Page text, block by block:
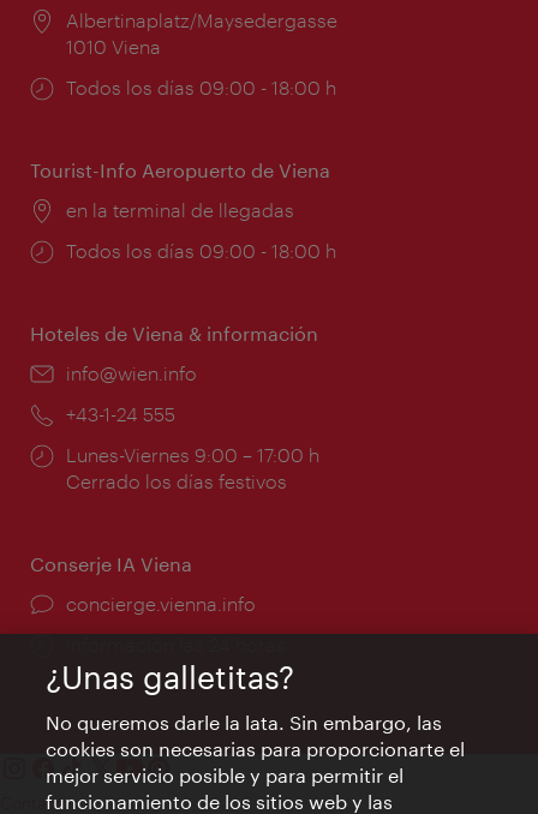
Lugar:
Albertinaplatz/Maysedergasse
1010 Viena
Horarios
Todos los días 09:00 - 18:00 h
Tourist-Info Aeropuerto de Viena
Lugar:
en la terminal de llegadas
Horarios
Todos los días 09:00 - 18:00 h
Hoteles de Viena & información
e-
info@wien.info
Teléfono:
+43-1-24 555
Horarios
de
Lunes-Viernes 9:00 – 17:00 h
Cerrado los días festivos
Conserje IA Viena
concierge.vienna.info
Contacto
¿Unas galletitas?
No queremos darle la lata. Sin embargo, las
cookies son necesarias para proporcionarte el
mejor servicio posible y para permitir el
funcionamiento de los sitios web y las